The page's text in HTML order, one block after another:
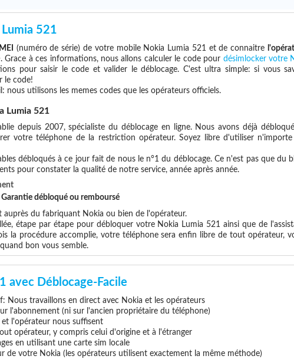
521
(numéro de série) de votre mobile Nokia Lumia 521 et de connaitre
. Grace à ces informations, nous allons calculer le code pour désimlocker votre
pour saisir le code et valider le déblocage. C'est ultra simple: si vous
le code!
nous utilisons les memes codes que les opérateurs officiels.
Lumia 521
depuis 2007, spécialiste du déblocage en ligne. Nous avons déjà
votre téléphone de la restriction opérateur. Soyez libre d'utiliser
débloqués à ce jour fait de nous le n°1 du déblocage. Ce n'est pas que du
pour constater la qualité de notre service, année après année.
débloqué ou remboursé
du fabriquant Nokia ou bien de l'opérateur.
étape par étape pour débloquer votre Nokia Lumia 521 ainsi que de
la procédure accomplie, votre téléphone sera enfin libre de tout opérateur,
bon vous semble.
avec Déblocage-Facile
Nous travaillons en direct avec Nokia et les opérateurs
l'abonnement (ni sur l'ancien propriétaire du téléphone)
et l'opérateur nous suffisent
opérateur, y compris celui d'origine et à l'étranger
en utilisant une carte sim locale
de votre Nokia (les opérateurs utilisent exactement la même méthode)